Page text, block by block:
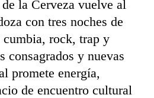
la Cerveza vuelve al
con tres noches de
cumbia, rock, trap y
consagrados y nuevas
promete energía,
de encuentro cultural